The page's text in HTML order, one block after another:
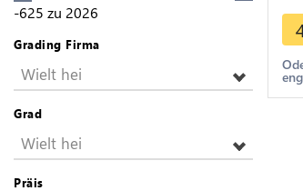
-625 zu 2026
Grading Firma
Wielt hei
Grad
Wielt hei
Präis